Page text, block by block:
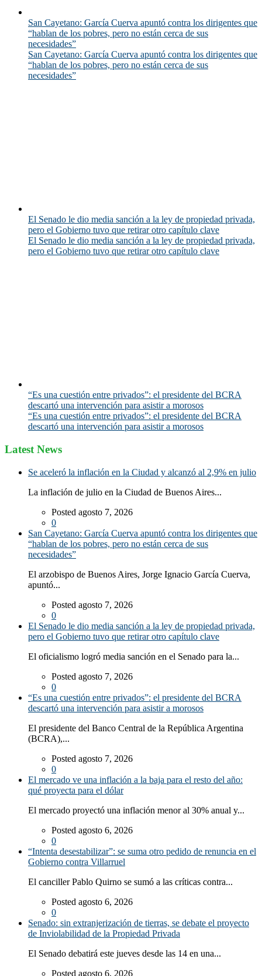
San Cayetano: García Cuerva apuntó contra los dirigentes que
“hablan de los pobres, pero no están cerca de sus
necesidades”
San Cayetano: García Cuerva apuntó contra los dirigentes que
“hablan de los pobres, pero no están cerca de sus
necesidades”
El Senado le dio media sanción a la ley de propiedad privada,
pero el Gobierno tuvo que retirar otro capítulo clave
El Senado le dio media sanción a la ley de propiedad privada,
pero el Gobierno tuvo que retirar otro capítulo clave
“Es una cuestión entre privados”: el presidente del BCRA
descartó una intervención para asistir a morosos
“Es una cuestión entre privados”: el presidente del BCRA
descartó una intervención para asistir a morosos
Latest News
Se aceleró la inflación en la Ciudad y alcanzó al 2,9% en julio
La inflación de julio en la Ciudad de Buenos Aires...
Posted agosto 7, 2026
0
San Cayetano: García Cuerva apuntó contra los dirigentes que
“hablan de los pobres, pero no están cerca de sus
necesidades”
El arzobispo de Buenos Aires, Jorge Ignacio García Cuerva,
apuntó...
Posted agosto 7, 2026
0
El Senado le dio media sanción a la ley de propiedad privada,
pero el Gobierno tuvo que retirar otro capítulo clave
El oficialismo logró media sanción en el Senado para la...
Posted agosto 7, 2026
0
“Es una cuestión entre privados”: el presidente del BCRA
descartó una intervención para asistir a morosos
El presidente del Banco Central de la República Argentina
(BCRA),...
Posted agosto 7, 2026
0
El mercado ve una inflación a la baja para el resto del año:
qué proyecta para el dólar
El mercado proyectó una inflación menor al 30% anual y...
Posted agosto 6, 2026
0
“Intenta desestabilizar”: se suma otro pedido de renuncia en el
Gobierno contra Villarruel
El canciller Pablo Quirno se sumó a las críticas contra...
Posted agosto 6, 2026
0
Senado: sin extranjerización de tierras, se debate el proyecto
de Inviolabilidad de la Propiedad Privada
El Senado debatirá este jueves desde las 14 en una...
Posted agosto 6, 2026